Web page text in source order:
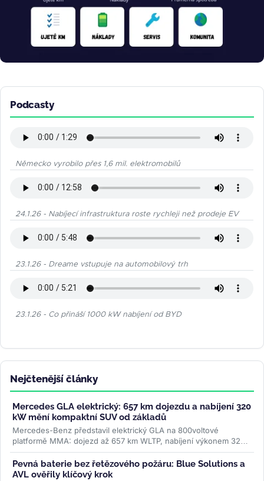
Podcasty
Německo vyrobilo přes 1,6 mil. elektromobilů
24.1.26 - Nabíjecí infrastruktura roste rychleji než prodeje EV
23.1.26 - Dreame vstupuje na automobilový trh
23.1.26 - Co přináší 1000 kW nabíjení od BYD
Nejčtenější články
Mercedes GLA elektrický: 657 km dojezdu a nabíjení 320
kW mění kompaktní SUV od základů
Mercedes-Benz představil elektrický GLA na 800voltové
platformě MMA: dojezd až 657 km WLTP, nabíjení výkonem 320
kW a plnění na 80 % za 22...>>
Pevná baterie bez řetězového požáru: Blue Solutions a
AVL ověřily klíčový krok